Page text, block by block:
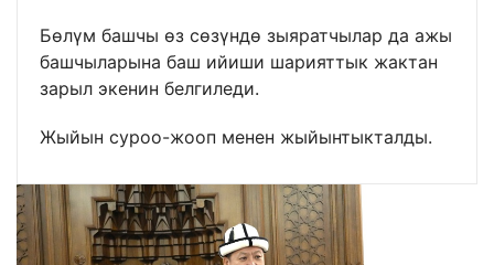
Бөлүм башчы өз сөзүндө зыяратчылар да ажы
башчыларына баш ийиши шарияттык жактан
зарыл экенин белгиледи.
Жыйын суроо-жооп менен жыйынтыкталды.